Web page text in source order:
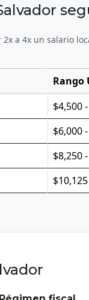
2x a 4x un salario
Rango
$4,500
$6,000
$8,250